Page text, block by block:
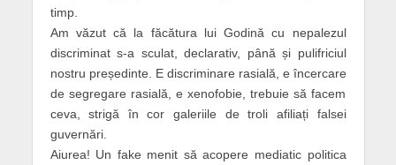
timp.
Am văzut că la făcătura lui Godină cu nepalezul
discriminat s-a sculat, declarativ, până și pulifriciul
nostru președinte. E discriminare rasială, e încercare
de segregare rasială, e xenofobie, trebuie să facem
ceva, strigă în cor galeriile de troli afiliați falsei
guvernări.
Aiurea! Un fake menit să acopere mediatic politica